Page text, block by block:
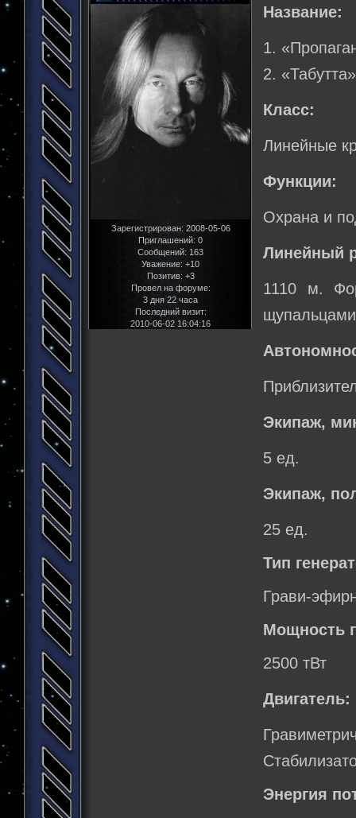
Зарегистрирован: 2008-05-06
Приглашений: 0
Сообщений: 163
Уважение: +10
Позитив: +3
Провел на форуме:
3 дня 22 часа
Последний визит:
2010-06-02 16:04:16
Название:
1.
2.
Класс:
Линейные
Функции:
Охрана и
Линейный
1110 м.
Экипаж,
5 ед.
Экипаж,
25 ед.
Тип
Грави-
Мощность
2500 тВт
Двигатель:
Энергия